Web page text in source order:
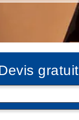
gratuit